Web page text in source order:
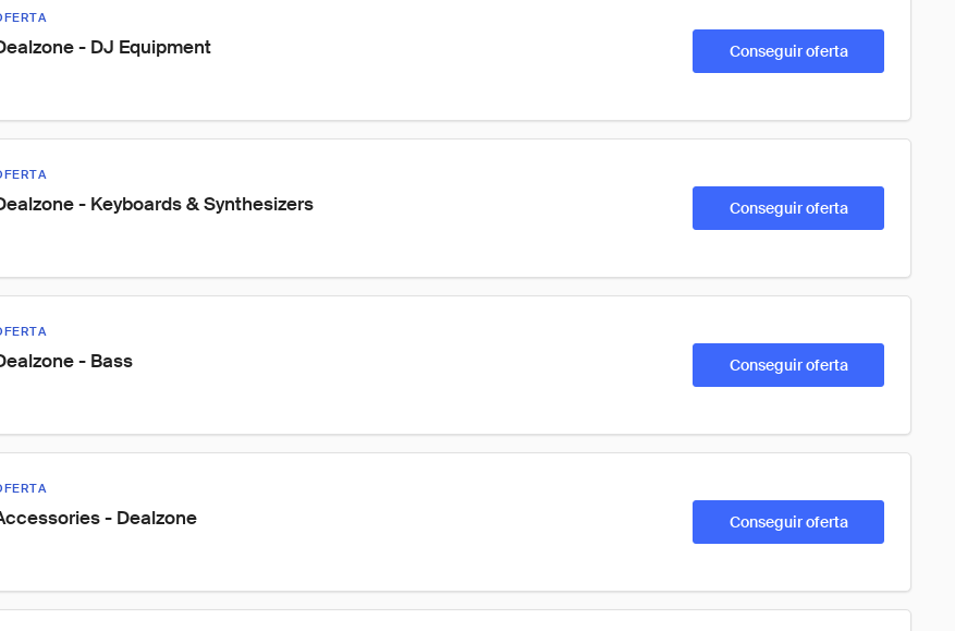
- DJ Equipment Conseguir oferta
- Keyboards & Synthesizers Conseguir oferta
- Bass Conseguir oferta
- Dealzone Conseguir oferta